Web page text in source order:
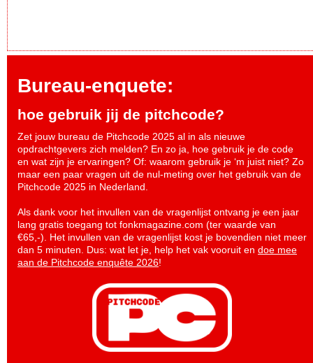
Bureau-enquete:
hoe gebruik jij de pitchcode?
Zet jouw bureau de Pitchcode 2025 al in als nieuwe
opdrachtgevers zich melden? En zo ja, hoe gebruik je de code
en wat zijn je ervaringen? Of: waarom gebruik je ‘m juist niet? Zo
maar een paar vragen uit de nul-meting over het gebruik van de
Pitchcode 2025 in Nederland.
Als dank voor het invullen van de vragenlijst ontvang je een jaar
lang gratis toegang tot fonkmagazine.com (ter waarde van
€65,-). Het invullen van de vragenlijst kost je bovendien niet meer
dan 5 minuten. Dus: wat let je, help het vak vooruit en doe mee
aan de Pitchcode enquête 2026!